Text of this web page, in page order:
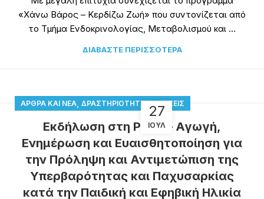
«Χάνω Βάρος – Κερδίζω Ζωή» που συντονίζεται από
το Τμήμα Ενδοκρινολογίας, Μεταβολισμού και ...
ΔΙΑΒΆΣΤΕ ΠΕΡΙΣΣΌΤΕΡΑ
27
ΙΟΎΛ
ΆΡΘΡΑ ΚΑΙ ΝΈΑ ΔΡΑΣΤΗΡΙΌΤΗΤΕΣ-ΔΡΆΣΕΙΣ
Εκδήλωση στη Ρόδο – Αγωγή,
Ενημέρωση και Ευαισθητοποίηση για
την Πρόληψη και Αντιμετώπιση της
Υπερβαρότητας και Παχυσαρκίας
κατά την Παιδική και Εφηβική Ηλικία